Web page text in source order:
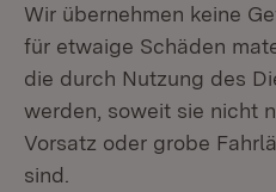
Wir übernehmen keine
für etwaige Schäden
die durch Nutzung des
werden, soweit sie nicht
Vorsatz oder grobe
sind.